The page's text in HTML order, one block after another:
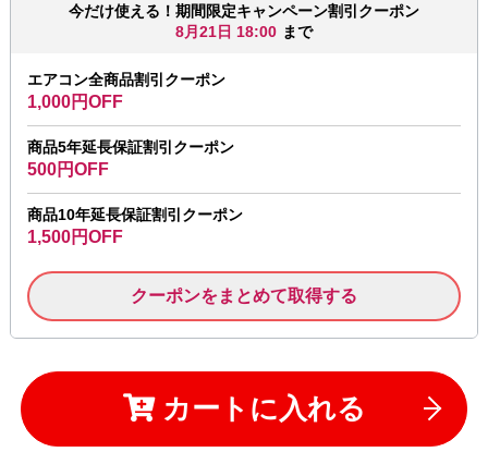
今だけ使える！期間限定キャンペーン割引クーポン
8月21日 18:00 まで
エアコン全商品割引クーポン
1,000円OFF
商品5年延長保証割引クーポン
500円OFF
商品10年延長保証割引クーポン
1,500円OFF
クーポンをまとめて取得する
カートに入れる